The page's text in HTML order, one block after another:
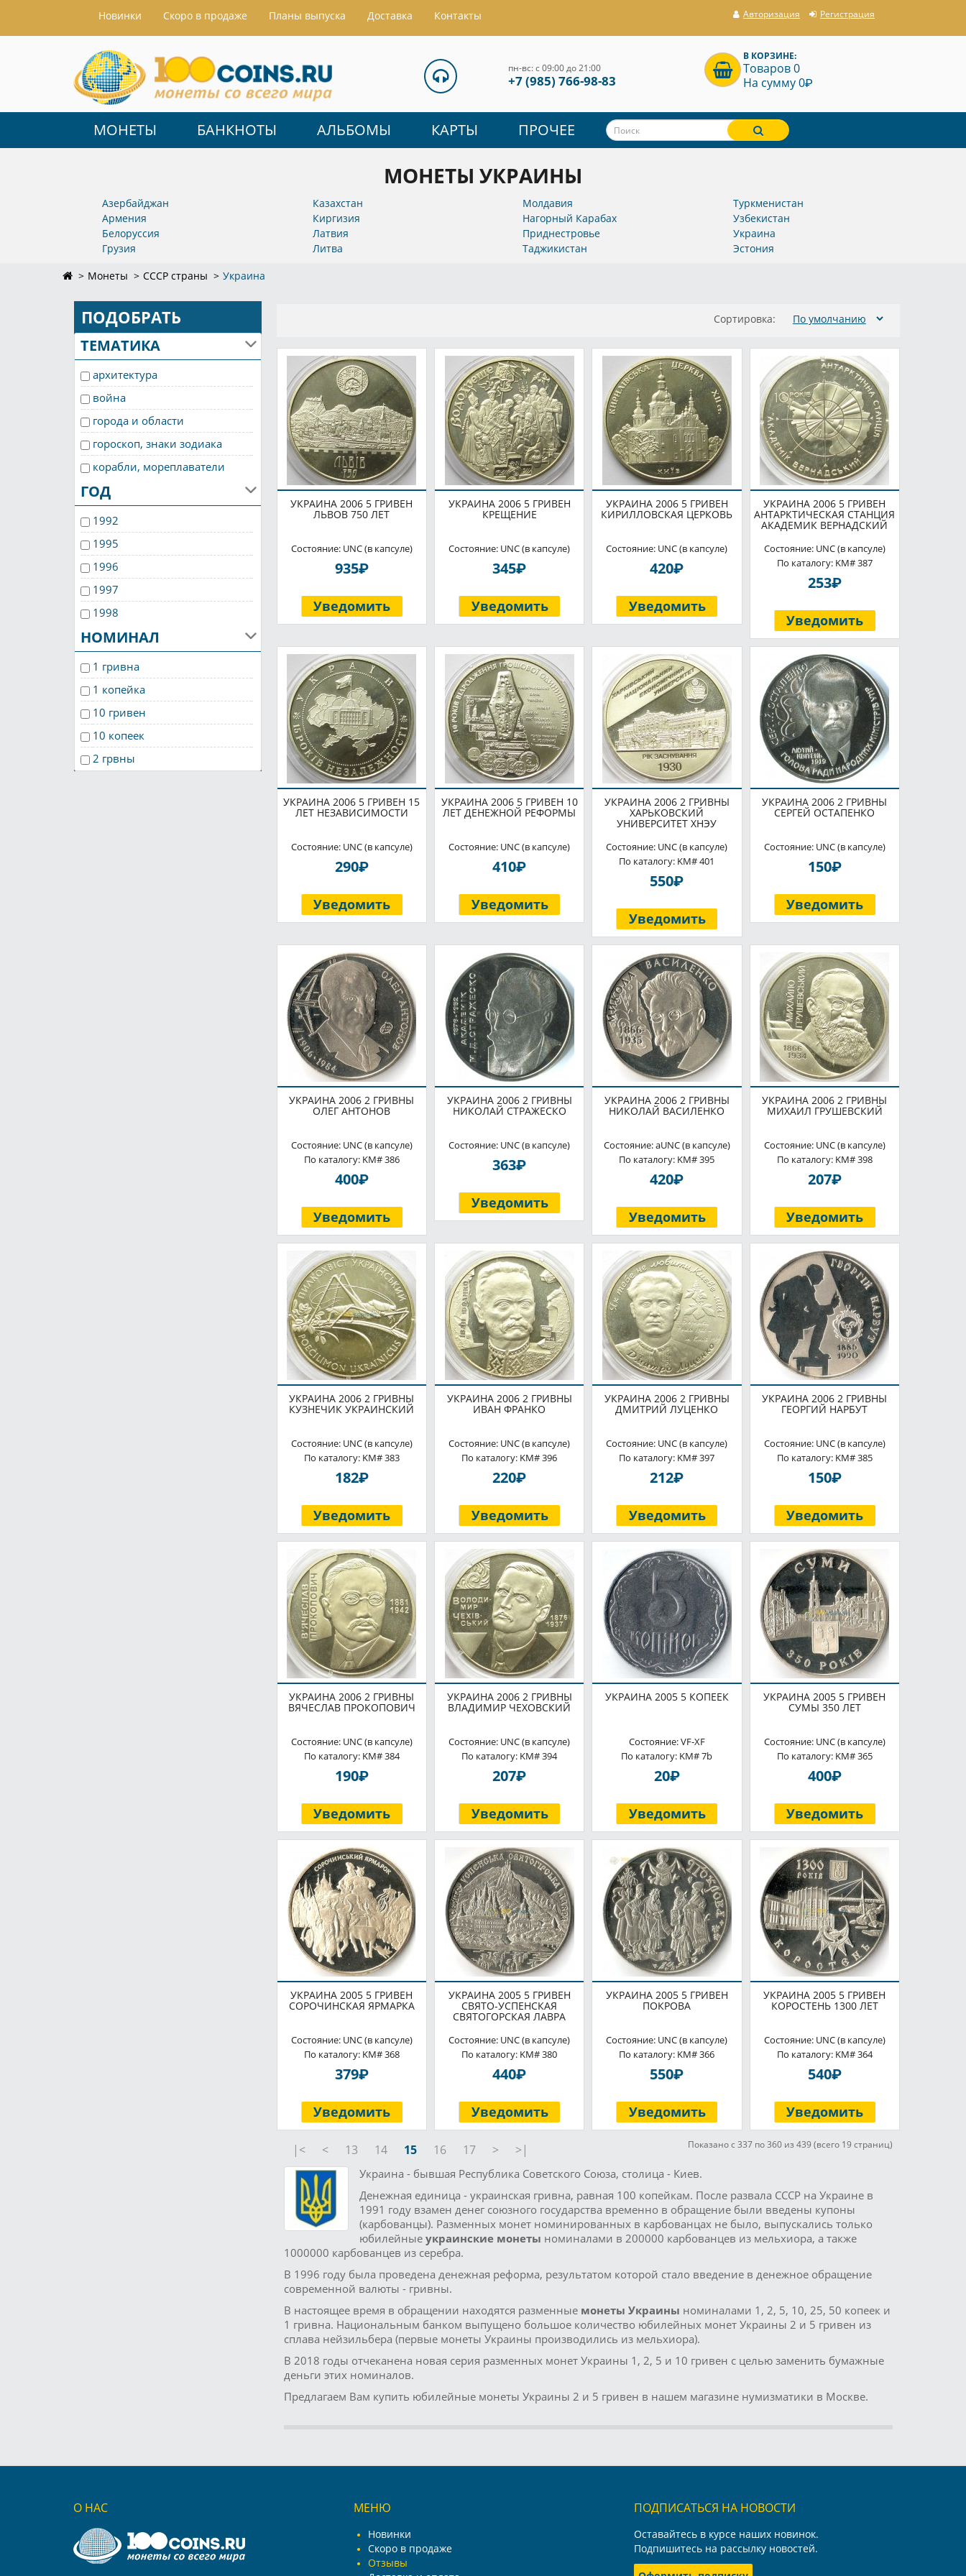
Hовинки Скоро в продаже Планы выпуска Доставка Контакты Авторизация Регистрация
пн-вс: с 09:00 до 21:00
+7 (985) 766-98-83
В КОРЗИНЕ:
Товаров 0
На сумму 0P
МОНЕТЫ БАНКНОТЫ АЛЬБОМЫ КАРТЫ ПРОЧЕЕ
МОНЕТЫ УКРАИНЫ
Азербайджан
Армения
Белоруссия
Грузия
Казахстан
Киргизия
Латвия
Литва
Молдавия
Нагорный Карабах
Приднестровье
Таджикистан
Туркменистан
Узбекистан
Украина
Эстония
Монеты
СССР страны Украина
ПОДОБРАТЬ
ТЕМАТИКА
архитектура
война
города и области
гороскоп, знаки зодиака
корабли, мореплаватели
космос
медицина
самолеты
спорт
транспорт прочий
футбол
ГОД
1992
1995
1996
1997
1998
1999
2001
2002
2003
2004
2005
НОМИНАЛ
1 гривна
1 копейка
10 гривен
10 копеек
2 грвны
Сортировка:
УКРАИНА 2006 5 ГРИВЕН
ЛЬВОВ 750 ЛЕТ
Состояние: UNC (в капсуле)
935P
Уведомить
УКРАИНА 2006 5 ГРИВЕН
КРЕЩЕНИЕ
Состояние: UNC (в капсуле)
345P
Уведомить
УКРАИНА 2006 5 ГРИВЕН
КИРИЛЛОВСКАЯ ЦЕРКОВЬ
Состояние: UNC (в капсуле)
420P
Уведомить
УКРАИНА 2006 5 ГРИВЕН
АНТАРКТИЧЕСКАЯ СТАНЦИЯ
АКАДЕМИК ВЕРНАДСКИЙ
Состояние: UNC (в капсуле)
По каталогу: KM# 387
253P
Уведомить
УКРАИНА 2006 5 ГРИВЕН 15
ЛЕТ НЕЗАВИСИМОСТИ
Состояние: UNC (в капсуле)
290P
Уведомить
УКРАИНА 2006 5 ГРИВЕН 10
ЛЕТ ДЕНЕЖНОЙ РЕФОРМЫ
Состояние: UNC (в капсуле)
410P
Уведомить
УКРАИНА 2006 2 ГРИВНЫ
ХАРЬКОВСКИЙ
УНИВЕРСИТЕТ ХНЭУ
Состояние: UNC (в капсуле)
По каталогу: KM# 401
550P
Уведомить
УКРАИНА 2006 2 ГРИВНЫ
СЕРГЕЙ ОСТАПЕНКО
Состояние: UNC (в капсуле)
150P
Уведомить
УКРАИНА 2006 2 ГРИВНЫ
ОЛЕГ АНТОНОВ
Состояние: UNC (в капсуле)
По каталогу: KM# 386
400P
Уведомить
УКРАИНА 2006 2 ГРИВНЫ
НИКОЛАЙ СТРАЖЕСКО
Состояние: UNC (в капсуле)
363P
Уведомить
УКРАИНА 2006 2 ГРИВНЫ
НИКОЛАЙ ВАСИЛЕНКО
Состояние: aUNC (в капсуле)
По каталогу: KM# 395
420P
Уведомить
УКРАИНА 2006 2 ГРИВНЫ
МИХАИЛ ГРУШЕВСКИЙ
Состояние: UNC (в капсуле)
По каталогу: KM# 398
207P
Уведомить
УКРАИНА 2006 2 ГРИВНЫ
КУЗНЕЧИК УКРАИНСКИЙ
Состояние: UNC (в капсуле)
По каталогу: KM# 383
182P
Уведомить
УКРАИНА 2006 2 ГРИВНЫ
ИВАН ФРАНКО
Состояние: UNC (в капсуле)
По каталогу: KM# 396
220P
Уведомить
УКРАИНА 2006 2 ГРИВНЫ
ДМИТРИЙ ЛУЦЕНКО
Состояние: UNC (в капсуле)
По каталогу: KM# 397
212P
Уведомить
УКРАИНА 2006 2 ГРИВНЫ
ГЕОРГИЙ НАРБУТ
Состояние: UNC (в капсуле)
По каталогу: KM# 385
150P
Уведомить
УКРАИНА 2006 2 ГРИВНЫ
ВЯЧЕСЛАВ ПРОКОПОВИЧ
Состояние: UNC (в капсуле)
По каталогу: KM# 384
190P
Уведомить
УКРАИНА 2006 2 ГРИВНЫ
ВЛАДИМИР ЧЕХОВСКИЙ
Состояние: UNC (в капсуле)
По каталогу: KM# 394
207P
Уведомить
УКРАИНА 2005 5 КОПЕЕК
Состояние: VF-XF
По каталогу: KM# 7b
20P
Уведомить
УКРАИНА 2005 5 ГРИВЕН
СУМЫ 350 ЛЕТ
Состояние: UNC (в капсуле)
По каталогу: KM# 365
400P
Уведомить
УКРАИНА 2005 5 ГРИВЕН
СОРОЧИНСКАЯ ЯРМАРКА
Состояние: UNC (в капсуле)
По каталогу: KM# 368
379P
Уведомить
УКРАИНА 2005 5 ГРИВЕН
СВЯТО-УСПЕНСКАЯ
СВЯТОГОРСКАЯ ЛАВРА
Состояние: UNC (в капсуле)
По каталогу: KM# 380
440P
Уведомить
УКРАИНА 2005 5 ГРИВЕН
ПОКРОВА
Состояние: UNC (в капсуле)
По каталогу: KM# 366
550P
Уведомить
УКРАИНА 2005 5 ГРИВЕН
КОРОСТЕНЬ 1300 ЛЕТ
Состояние: UNC (в капсуле)
По каталогу: KM# 364
540P
Уведомить
|< < 13 14 15 16 17 > >| Показано с 337 по 360 из 439 (всего 19 страниц)
Украина - бывшая Республика Советского Союза, столица - Киев.
Денежная единица - украинская гривна, равная 100 копейкам. После развала СССР на Украине в
1991 году взамен денег союзного государства временно в обращение были введены купоны
(карбованцы). Разменных монет номинированных в карбованцах не было, выпускались только
юбилейныеукраинские монеты номиналами в 200000 карбованцев из мельхиора, а также
1000000 карбованцев из серебра.
В 1996 году была проведена денежная реформа, результатом которой стало введение в денежное обращение
современной валюты - гривны.
В настоящее время в обращении находятся разменные монеты Украины номиналами 1, 2, 5, 10, 25, 50 копеек и
1 гривна. Национальным банком выпущено большое количество юбилейных монет Украины 2 и 5 гривен из
сплава нейзильбера (первые монеты Украины производились из мельхиора).
В 2018 годы отчеканена новая серия разменных монет Украины 1, 2, 5 и 10 гривен с целью заменить бумажные
деньги этих номиналов.
Предлагаем Вам купить юбилейные монеты Украины 2 и 5 гривен в нашем магазине нумизматики в Москве.
О НАС МЕНЮ
Новинки
Скоро в продаже
Отзывы
ПОДПИСАТЬСЯ НА НОВОСТИ
Оставайтесь в курсе наших новинок.
Подпишитесь на рассылку новостей.